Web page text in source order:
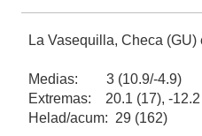
La Vasequilla, Checa (GU)
Medias: 3 (10.9/-4.9)
Extremas: 20.1 (17), -12.2
Helad/acum: 29 (162)